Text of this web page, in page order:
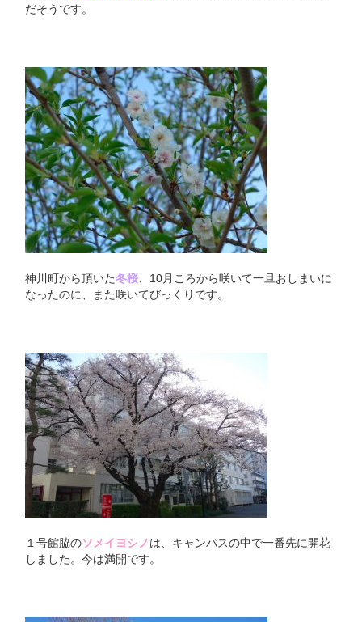
だそうです。
神川町から頂いた冬桜 、10月ころから咲いて一旦おしまいに
なったのに、また咲いてびっくりです。
１号館脇のソメイヨシノは、キャンパスの中で一番先に開花
しました。今は満開です。